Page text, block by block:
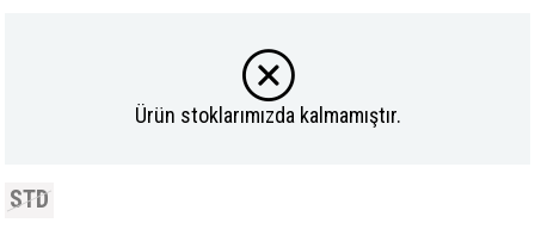
Ürün stoklarımızda kalmamıştır.
STD